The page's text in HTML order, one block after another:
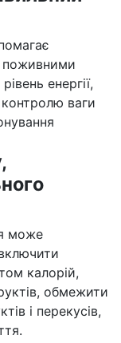
поживними
енергії,
ваги
може
калорій,
обмежити
і перекусів,